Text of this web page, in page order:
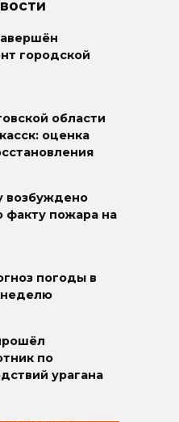
городской
области
оценка
возбуждено
факту пожара на
погоды в
неделю
по
урагана